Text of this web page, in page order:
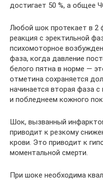
достигает 50 %, а общее
Любой шок протекает в 2
реакция с эректильной
психомоторное
фаза, когда давление
белого пятна в норме —
отметина сохраняется
начинается вторая фаза
и побледнеем кожного
Шок, вызванный
приводит к резкому
крови. Это приводит к
моментальной смерти.
При шоке необходима